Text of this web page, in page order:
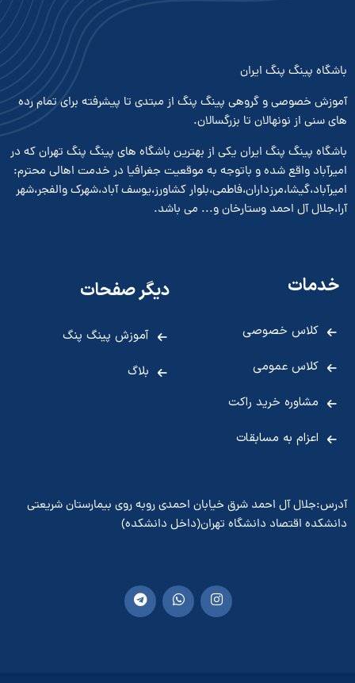
باشگاه پینگ پنگ ایران
آموزش خصوصی و گروهی پینگ پنگ از مبتدی تا پیشرفته برای تمام رده
های سنی از نونهالان تا بزرگسالان.
باشگاه پینگ پنگ ایران یکی از بهترین باشگاه های پینگ پنگ تهران که در
امیرآباد واقع شده و باتوجه به موقعیت جغرافیا در خدمت اهالی محترم:
امیرآباد،گیشا،مرزداران،فاطمی،بلوار کشاورز،یوسف آباد،شهرک والفجر،شهر
آرا،جلال آل احمد وستارخان و... می باشد.
خدمات
کلاس خصوصی
کلاس عمومی
مشاوره خرید راکت
اعزام به مسابقات
دیگر صفحات
آموزش پینگ پنگ
بلاگ
آدرس:جلال آل احمد شرق خیابان احمدی روبه روی بیمارستان شریعتی
دانشکده اقتصاد دانشگاه تهران(داخل دانشکده)